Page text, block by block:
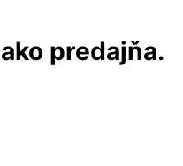
predajňa.